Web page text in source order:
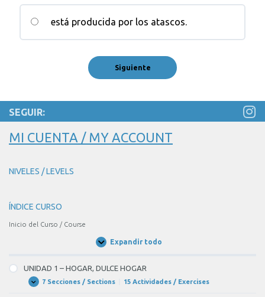
está producida por los atascos.
SEGUIR:
MI CUENTA / MY ACCOUNT
NIVELES / LEVELS
ÍNDICE CURSO
Inicio del Curso / Course
Expandir todo
Unidades
UNIDAD 1 – HOGAR, DULCE HOGAR
Expandir
UNIDAD7 Secciones / Sections 15 Actividades / Exercises